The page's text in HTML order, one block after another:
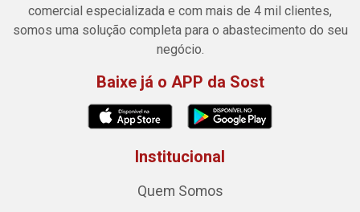
comercial especializada e com mais de 4 mil clientes,
somos uma solução completa para o abastecimento do seu
negócio.
Baixe já o APP da Sost
Institucional
Quem Somos